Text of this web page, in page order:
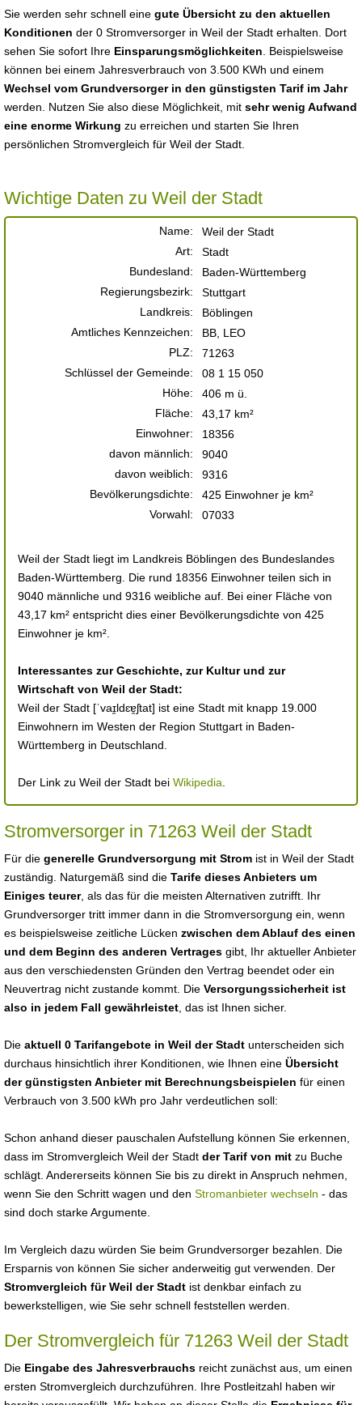
Sie werden sehr schnell eine gute Übersicht zu den aktuellen
Konditionen der 0 Stromversorger in Weil der Stadt erhalten. Dort
sehen Sie sofort Ihre Einsparungsmöglichkeiten . Beispielsweise
können bei einem Jahresverbrauch von 3.500 KWh und einem
Wechsel vom Grundversorger in den günstigsten Tarif im Jahr
werden. Nutzen Sie also diese Möglichkeit, mit sehr wenig Aufwand
eine enorme Wirkung zu erreichen und starten Sie Ihren
persönlichen Stromvergleich für Weil der Stadt.
Wichtige Daten zu Weil der Stadt
Name:
Weil der Stadt
Art:
Stadt
Bundesland:
Baden-Württemberg
Regierungsbezirk:
Stuttgart
Landkreis:
Böblingen
Amtliches Kennzeichen:
BB, LEO
PLZ:
71263
Schlüssel der Gemeinde:
08 1 15 050
Höhe:
406 m ü.
Fläche:
43,17 km²
Einwohner:
18356
davon männlich:
9040
davon weiblich:
9316
Bevölkerungsdichte:
425 Einwohner je km²
Vorwahl:
07033
Weil der Stadt liegt im Landkreis Böblingen des Bundeslandes
Baden-Württemberg. Die rund 18356 Einwohner teilen sich in
9040 männliche und 9316 weibliche auf. Bei einer Fläche von
43,17 km² entspricht dies einer Bevölkerungsdichte von 425
Einwohner je km².
Interessantes zur Geschichte, zur Kultur und zur
Wirtschaft von Weil der Stadt:
Weil der Stadt [ˈvaɪ̯ldɛɐ̯ʃtat] ist eine Stadt mit knapp 19.000
Einwohnern im Westen der Region Stuttgart in Baden-
Württemberg in Deutschland.
Der Link zu Weil der Stadt bei Wikipedia
Stromversorger in 71263 Weil der Stadt
Für die generelle Grundversorgung mit Strom ist in Weil der Stadt
zuständig. Naturgemäß sind die Tarife dieses Anbieters um
Einiges teurer, als das für die meisten Alternativen zutrifft. Ihr
Grundversorger tritt immer dann in die Stromversorgung ein, wenn
es beispielsweise zeitliche Lücken zwischen dem Ablauf des einen
und dem Beginn des anderen Vertrages gibt, Ihr aktueller Anbieter
aus den verschiedensten Gründen den Vertrag beendet oder ein
Neuvertrag nicht zustande kommt. Die Versorgungssicherheit ist
also in jedem Fall gewährleistet , das ist Ihnen sicher.
Die aktuell 0 Tarifangebote in Weil der Stadt unterscheiden sich
durchaus hinsichtlich ihrer Konditionen, wie Ihnen eine Übersicht
der günstigsten Anbieter mit Berechnungsbeispielen für einen
Verbrauch von 3.500 kWh pro Jahr verdeutlichen soll:
Schon anhand dieser pauschalen Aufstellung können Sie erkennen,
dass im Stromvergleich Weil der Stadt der Tarif von mit zu Buche
schlägt. Andererseits können Sie bis zu direkt in Anspruch nehmen,
wenn Sie den Schritt wagen und den Stromanbieter wechseln - das
sind doch starke Argumente.
Im Vergleich dazu würden Sie beim Grundversorger bezahlen. Die
Ersparnis von können Sie sicher anderweitig gut verwenden. Der
Stromvergleich für Weil der Stadt ist denkbar einfach zu
bewerkstelligen, wie Sie sehr schnell feststellen werden.
Der Stromvergleich für 71263 Weil der Stadt
Die Eingabe des Jahresverbrauchs reicht zunächst aus, um einen
ersten Stromvergleich durchzuführen. Ihre Postleitzahl haben wir